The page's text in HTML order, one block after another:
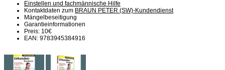
Einstellen und fachmännische Hilfe
Kontaktdaten zum BRAUN PETER (SW)-Kundendienst
Mängelbeseitigung
Garantieinformationen
Preis: 10€
EAN: 9783945384916